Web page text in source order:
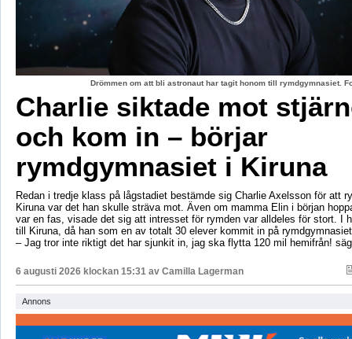
Drömmen om att bli astronaut har tagit honom till rymdgymnasiet.
Charlie siktade mot
och kom in – börjar
rymdgymnasiet i Kiruna
Redan i tredje klass på lågstadiet bestämde sig Charlie Axelsson för att
Kiruna var det han skulle sträva mot. Även om mamma Elin i början
var en fas, visade det sig att intresset för rymden var alldeles för stort. I
till Kiruna, då han som en av totalt 30 elever kommit in på
– Jag tror inte riktigt det har sjunkit in, jag ska flytta 120 mil hemifrån!
6 augusti 2026 klockan 15:31 av Camilla Lagerman
Annons